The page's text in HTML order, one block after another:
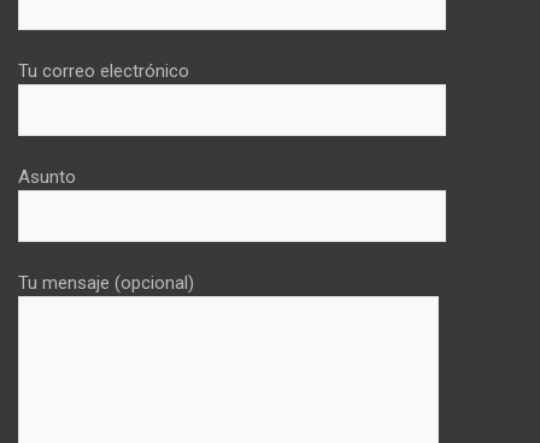
Tu correo electrónico
Asunto
Tu mensaje (opcional)